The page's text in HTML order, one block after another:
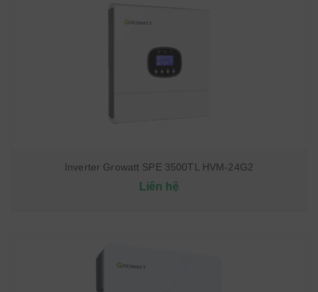
Inverter Growatt SPE 3500TL HVM-24G2
Liên hệ